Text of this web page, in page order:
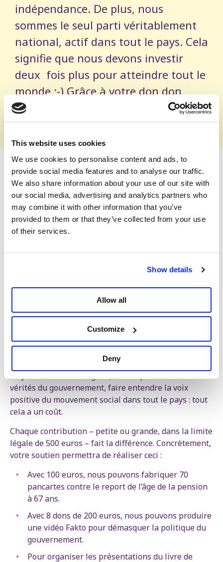
This website uses cookies
We use cookies to personalise content and ads, to
provide social media features and to analyse our traffic.
We also share information about your use of our site with
our social media, advertising and analytics partners who
may combine it with other information that you’ve
provided to them or that they’ve collected from your use
of their services.
Show details
Allow all
Customize
Deny
indépendance. De plus, nous
sommes le seul parti véritablement
national, actif dans tout le pays. Cela
signifie que nous devons investir
deux fois plus pour atteindre tout le
monde ;-) Grâce à votre don don
nous pouvons continuer à nous
battre au-delà de nos moyens.
Je fais un don
50 € 100 €
200 €
BE50 5230 8143 5518
toute résistance est futile. Les faits prouvent le
gouvernement. Il existe un large soutien pour
construire un contre-pouvoir social et démocratique
capable d’inverser la tendance.
Pour poursuivre ce combat, nous avons besoin de
vérités du gouvernement, faire entendre la voix
positive du mouvement social dans tout le pays : tout
cela a un coût.
Chaque contribution – petite ou grande, dans la limite
légale de 500 euros – fait la différence. Concrètement,
votre soutien permettra de réaliser ceci :
Avec 100 euros, nous pouvons fabriquer 70
pancartes contre le report de l’âge de la pension
à 67 ans.
Avec 8 dons de 200 euros, nous pouvons produire
une vidéo Fakto pour démasquer la politique du
gouvernement.
Pour organiser les présentations du livre de